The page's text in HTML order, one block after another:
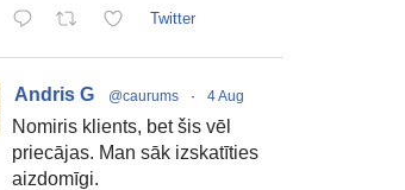
Twitter
Andris G @caurums · 4 Aug
Nomiris klients, bet šis vēl
priecājas. Man sāk izskatīties
aizdomīgi.